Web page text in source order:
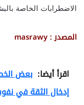
الاضطرابات الخاصة
المصدر : masrawy
اقرأ أيضا: بعض
إدخال الثقة في